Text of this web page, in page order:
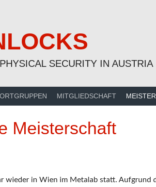
SECURITY IN AUSTRIA
MITGLIEDSCHAFT
Meisterschaft
wieder in Wien im Metalab statt. Aufgrund